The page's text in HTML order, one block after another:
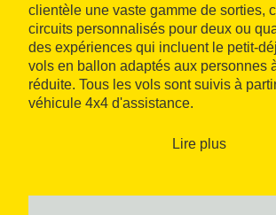
clientèle une vaste gamme de sorties,
circuits personnalisés pour deux ou
des expériences qui incluent le petit-
vols en ballon adaptés aux personnes
réduite. Tous les vols sont suivis à
véhicule 4x4 d'assistance.
Lire plus